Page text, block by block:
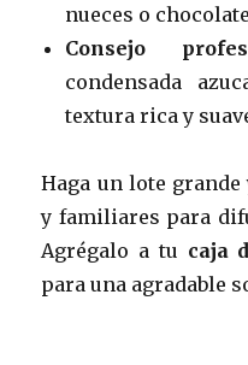
nueces o
Consejo
condensada
textura rica y
Haga un lote
y familiares para
Agrégalo a tu caja
para una agradable